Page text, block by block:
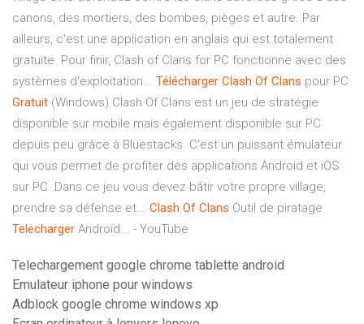
canons, des mortiers, des bombes, pièges et autre. Par
ailleurs, c'est une application en anglais qui est totalement
gratuite. Pour finir, Clash of Clans for PC fonctionne avec des
systèmes d'exploitation... Télécharger Clash Of Clans pour PC
Gratuit (Windows) Clash Of Clans est un jeu de stratégie
disponible sur mobile mais également disponible sur PC
depuis peu grâce à Bluestacks. C'est un puissant émulateur
qui vous permet de profiter des applications Android et iOS
sur PC. Dans ce jeu vous devez bâtir votre propre village,
prendre sa défense et... Clash Of Clans Outil de piratage
Telecharger Android... - YouTube
Telechargement google chrome tablette android
Emulateur iphone pour windows
Adblock google chrome windows xp